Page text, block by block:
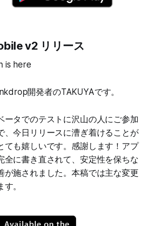
v2 リリース
is here
開発者のTAKUYAです。
ータでのテストに沢山の人にご参加
、今日リリースに漕ぎ着けることが
ても嬉しいです。感謝します！アプ
全に書き直されて、安定性を保ちな
が施されました。本稿では主な変更
。